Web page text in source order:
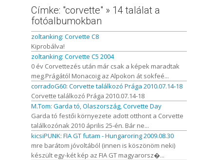
Címke: "corvette" » 14 találat a
fotóalbumokban
zoltanking: Corvette C8
Kiprobálva!
zoltanking: Corvette C5 2004
0 év Corvettezés után már csak a képek maradtak
meg.Prágától Monacoig az Alpokon át sokfeé...
corradoG60: Corvette találkozó Prága 2010.07.14-18
Corvette találkozó Prága 2010.07.14-18
M.Tom: Garda tó, Olaszország, Corvette Day
Garda tó festői környezete adott otthont a Corvette
találkozónak 2010 április 25-én. Bár ne...
kicsiPUNK: FIA GT futam - Hungaroring 2009.08.30
mre barátom jóvoltából (innen is köszönöm neki)
készült egy-két kép az FIA GT magyarorsz�...